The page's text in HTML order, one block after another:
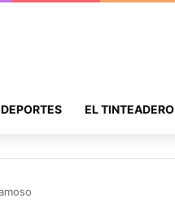
DEPORTES EL TINTEADERO